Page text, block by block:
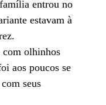
entrou no
estavam à
olhinhos
aos poucos se
seus